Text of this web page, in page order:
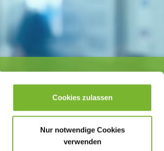
Cookies zulassen
Nur notwendige Cookies
verwenden